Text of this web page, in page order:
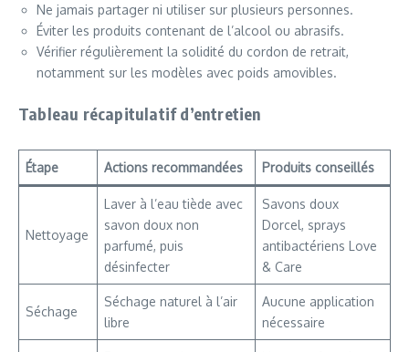
Ne jamais partager ni utiliser sur plusieurs personnes.
Éviter les produits contenant de l’alcool ou abrasifs.
Vérifier régulièrement la solidité du cordon de retrait,
notamment sur les modèles avec poids amovibles.
Tableau récapitulatif d’entretien
Étape Actions recommandées Produits conseillés
Nettoyage
Laver à l’eau tiède avec
savon doux non
parfumé, puis
désinfecter
Savons doux
Dorcel, sprays
antibactériens Love
& Care
Séchage
Séchage naturel à l’air
libre
Aucune application
nécessaire